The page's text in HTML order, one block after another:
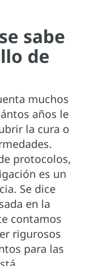
sabe
de
muchos
años le
la cura o
protocolos,
es un
Se dice
en la
contamos
rigurosos
para las